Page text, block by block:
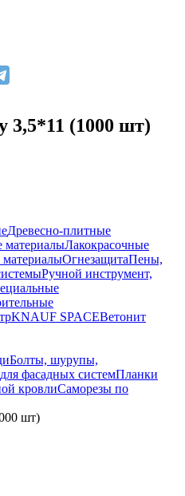
3,5*11 (1000 шт)
Древесно-плитные
материалыЛакокрасочные
ОгнезащитаПены,
Ручной инструмент,
KNAUF SPACEВетонит
Болты, шурупы,
фасадных системПланки
кровлиСаморезы по
шт)